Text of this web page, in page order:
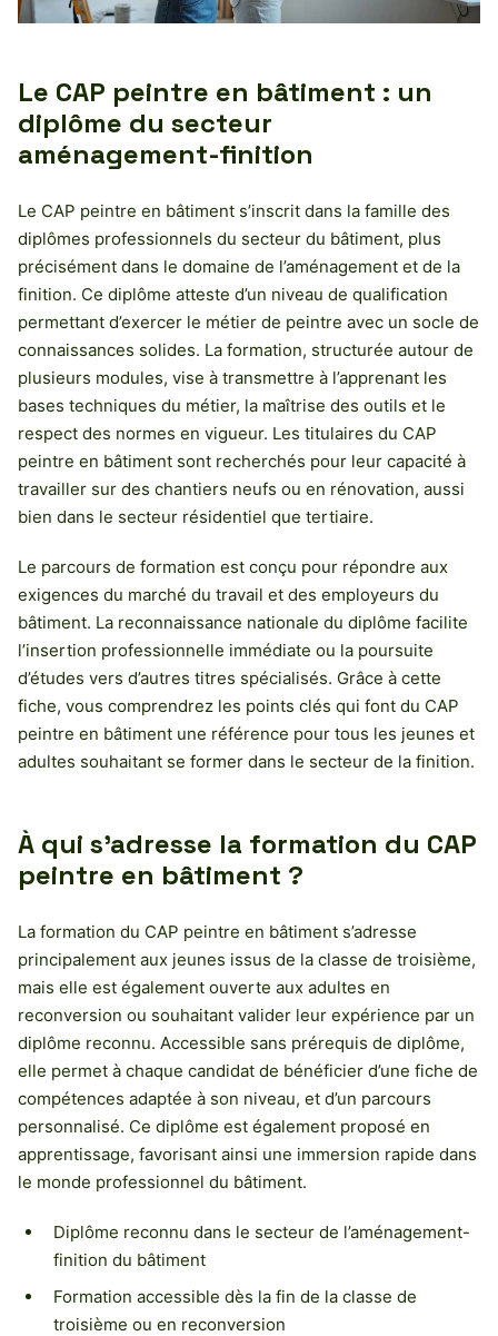
Le CAP peintre en bâtiment : un
diplôme du secteur
aménagement-finition
Le CAP peintre en bâtiment s’inscrit dans la famille des
diplômes professionnels du secteur du bâtiment, plus
précisément dans le domaine de l’aménagement et de la
finition. Ce diplôme atteste d’un niveau de qualification
permettant d’exercer le métier de peintre avec un socle de
connaissances solides. La formation, structurée autour de
plusieurs modules, vise à transmettre à l’apprenant les
bases techniques du métier, la maîtrise des outils et le
respect des normes en vigueur. Les titulaires du CAP
peintre en bâtiment sont recherchés pour leur capacité à
travailler sur des chantiers neufs ou en rénovation, aussi
bien dans le secteur résidentiel que tertiaire.
Le parcours de formation est conçu pour répondre aux
exigences du marché du travail et des employeurs du
bâtiment. La reconnaissance nationale du diplôme facilite
l’insertion professionnelle immédiate ou la poursuite
d’études vers d’autres titres spécialisés. Grâce à cette
fiche, vous comprendrez les points clés qui font du CAP
peintre en bâtiment une référence pour tous les jeunes et
adultes souhaitant se former dans le secteur de la finition.
À qui s’adresse la formation du CAP
peintre en bâtiment ?
La formation du CAP peintre en bâtiment s’adresse
principalement aux jeunes issus de la classe de troisième,
mais elle est également ouverte aux adultes en
reconversion ou souhaitant valider leur expérience par un
diplôme reconnu. Accessible sans prérequis de diplôme,
elle permet à chaque candidat de bénéficier d’une fiche de
compétences adaptée à son niveau, et d’un parcours
personnalisé. Ce diplôme est également proposé en
apprentissage, favorisant ainsi une immersion rapide dans
le monde professionnel du bâtiment.
Diplôme reconnu dans le secteur de l’aménagement-
finition du bâtiment
Formation accessible dès la fin de la classe de
troisième ou en reconversion